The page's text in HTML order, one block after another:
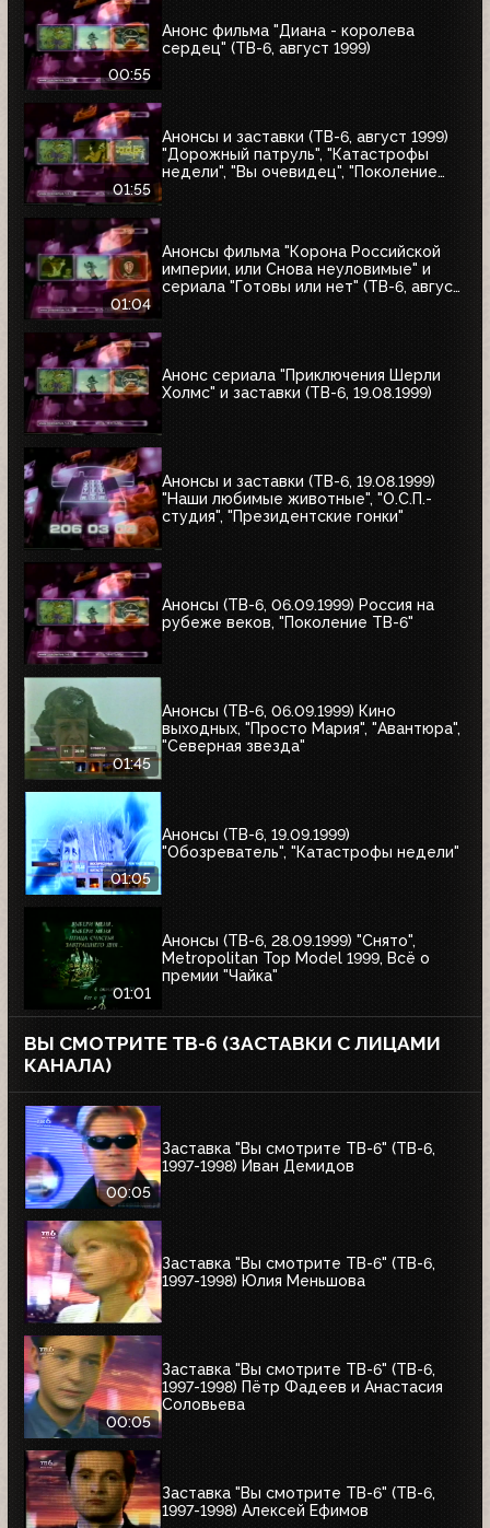
00:55
Анонс фильма "Диана - королева
сердец" (ТВ-6, август 1999)
01:55
Анонсы и заставки (ТВ-6, август 1999)
"Дорожный патруль", "Катастрофы
недели", "Вы очевидец", "Поколение
01:04
Анонсы фильма "Корона Российской
империи, или Снова неуловимые" и
сериала "Готовы или нет" (ТВ-6, август
Анонс сериала "Приключения Шерли
Холмс" и заставки (ТВ-6, 19.08.1999)
Анонсы и заставки (ТВ-6, 19.08.1999)
"Наши любимые животные", "О.С.П.-
студия", "Президентские гонки"
Анонсы (ТВ-6, 06.09.1999) Россия на
рубеже веков, "Поколение ТВ-6"
01:45
Анонсы (ТВ-6, 06.09.1999) Кино
выходных, "Просто Мария", "Авантюра",
"Северная звезда"
01:05
Анонсы (ТВ-6, 19.09.1999)
"Обозреватель", "Катастрофы недели"
01:01
Анонсы (ТВ-6, 28.09.1999) "Снято",
Metropolitan Top Model 1999, Всё о
премии "Чайка"
ВЫ СМОТРИТЕ ТВ-6 (ЗАСТАВКИ С ЛИЦАМИ
КАНАЛА)
00:05
Заставка "Вы смотрите ТВ-6" (ТВ-6,
1997-1998) Иван Демидов
Заставка "Вы смотрите ТВ-6" (ТВ-6,
1997-1998) Юлия Меньшова
00:05
Заставка "Вы смотрите ТВ-6" (ТВ-6,
1997-1998) Пётр Фадеев и Анастасия
Соловьева
Заставка "Вы смотрите ТВ-6" (ТВ-6,
1997-1998) Алексей Ефимов